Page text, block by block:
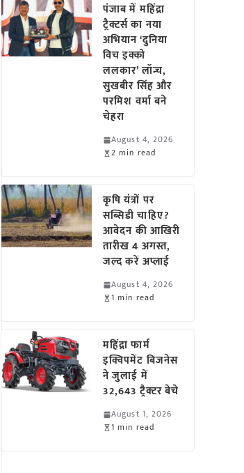
पंजाब में महिंद्रा
ट्रैक्टर्स का नया
अभियान ‘दुनिया
विच इक्को
ललकार’ लॉन्च,
सुखबीर सिंह और
परमिश वर्मा बने
चेहरा
August 4, 2026
2 min read
कृषि यंत्रों पर
सब्सिडी चाहिए?
आवेदन की आखिरी
तारीख 4 अगस्त,
जल्द करें अप्लाई
August 4, 2026
1 min read
महिंद्रा फार्म
इक्विपमेंट बिजनेस
ने जुलाई में
32,643 ट्रैक्टर बेचे
August 1, 2026
1 min read